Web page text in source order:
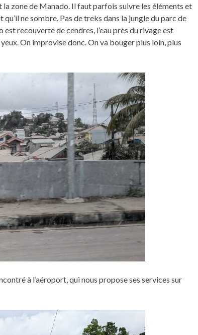
zone de Manado. Il faut parfois suivre les éléments et
ne sombre. Pas de treks dans la jungle du parc de
recouverte de cendres, l’eau près du rivage est
On improvise donc. On va bouger plus loin, plus
à l’aéroport, qui nous propose ses services sur